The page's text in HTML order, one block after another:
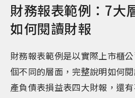
財務報表範例：7大
如何閱讀財報
財務報表範例是以實際上市櫃
個不同的層面，完整說明如何
產負債表損益表四大財報，還